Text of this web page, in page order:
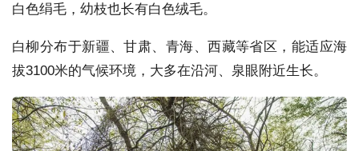
白色绢毛，幼枝也长有白色绒毛。
白柳分布于新疆、甘肃、青海、西藏等省区，能适应海
拔3100米的气候环境，大多在沿河、泉眼附近生长。